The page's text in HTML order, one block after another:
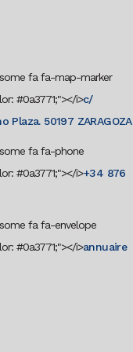
fa fa-map-marker
#0a3771;"></i>c/
Plaza. 50197 ZARAGOZA
fa fa-phone
#0a3771;"></i>+34 876
fa fa-envelope
#0a3771;"></i>annuaire